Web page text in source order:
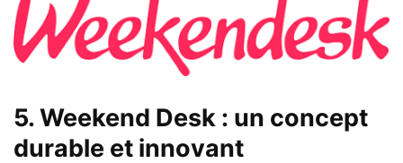
5. Weekend Desk : un concept
durable et innovant